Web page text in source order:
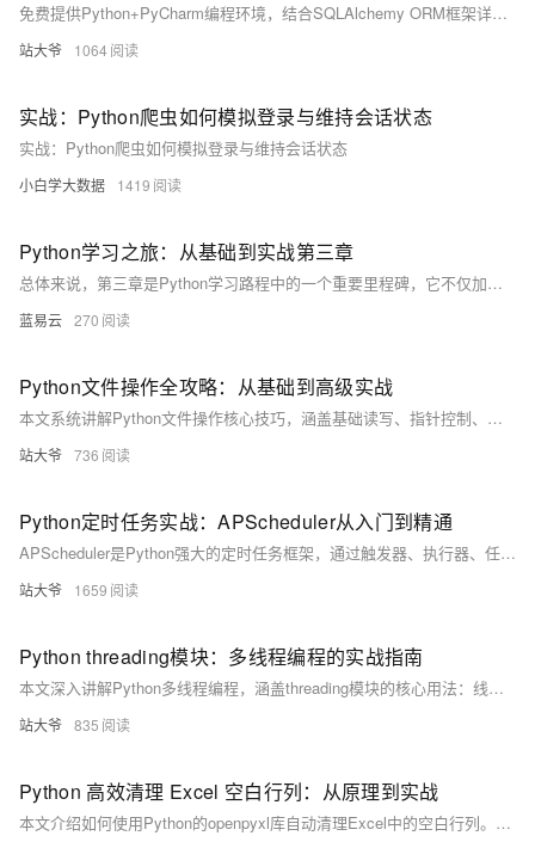
免费提供Python+PyCharm编程环境，结合SQLAlchemy ORM框架详解数据库开发。涵盖连接配置、模型定义、CRUD操作、事务控制及Alembic迁移工具，以电商订单系统为例，深入讲解高并发场景下的性能优化与最佳实践，助你高效构建数据驱动应用。
站大爷 1064
实战：Python爬虫如何模拟登录与维持会话状态
实战：Python爬虫如何模拟登录与维持会话状态
小白学大数据 1419
Python学习之旅：从基础到实战第三章
总体来说，第三章是Python学习路程中的一个重要里程碑，它不仅加深了对基础概念的理解，还引入了更多高级特性，为后续的深入学习和实际应用打下坚实的基础。通过这一章的学习，读者应该能够更好地理解Python编程的核心概念，并准备好应对更复杂的编程挑战。
蓝易云 270
Python文件操作全攻略：从基础到高级实战
本文系统讲解Python文件操作核心技巧，涵盖基础读写、指针控制、异常处理及大文件分块处理等实战场景。结合日志分析、CSV清洗等案例，助你高效掌握文本与二进制文件处理，提升程序健壮性与开发效率。（238字）
站大爷 736
Python定时任务实战：APScheduler从入门到精通
APScheduler是Python强大的定时任务框架，通过触发器、执行器、任务存储和调度器四大组件，灵活实现各类周期性任务。支持内存、数据库、Redis等持久化存储，适用于Web集成、数据抓取、邮件发送等场景，解决传统sleep循环的诸多缺陷，助力构建稳定可靠的自动化系统。（238字）
站大爷 1659
Python threading模块：多线程编程的实战指南
本文深入讲解Python多线程编程，涵盖threading模块的核心用法：线程创建、生命周期、同步机制（锁、信号量、条件变量）、线程通信（队列）、守护线程与线程池应用。结合实战案例，如多线程下载器，帮助开发者提升程序并发性能，适用于I/O密集型任务处理。
站大爷 835
Python 高效清理 Excel 空白行列：从原理到实战
本文介绍如何使用Python的openpyxl库自动清理Excel中的空白行列。通过代码实现高效识别并删除无数据的行与列，解决文件臃肿、读取错误等问题，提升数据处理效率与准确性，适用于各类批量Excel清理任务。